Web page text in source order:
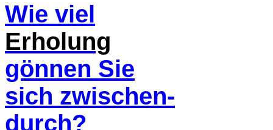
Wie viel
Erholung
gönnen Sie
sich zwischen-
durch?